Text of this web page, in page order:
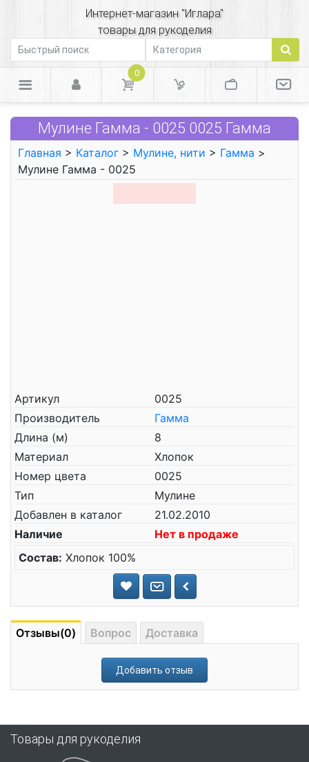
Интернет-магазин "Иглара"
товары для рукоделия
0
Мулине Гамма - 0025 0025 Гамма
Главная > Каталог > Мулине, нити > Гамма >
Мулине Гамма - 0025
Артикул
0025
Производитель
Гамма
Длина (м)
8
Материал
Хлопок
Номер цвета
0025
Тип
Мулине
Добавлен в каталог
21.02.2010
Наличие
Нет в продаже
Состав: Хлопок 100%
Отзывы(0) Вопрос Доставка
Добавить отзыв
Товары для рукоделия